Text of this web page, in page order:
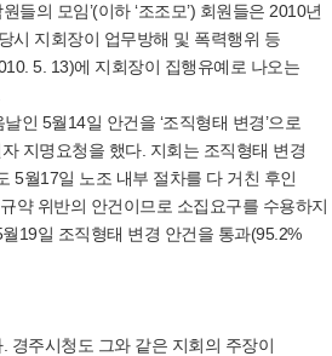
의 모임’(이하 ‘조조모’) 회원들은 2010년
시 지회장이 업무방해 및 폭력행위 등
5. 13)에 지회장이 집행유예로 나오는
인 5월14일 안건을 ‘조직형태 변경’으로
지명요청을 했다. 지회는 조직형태 변경
5월17일 노조 내부 절차를 다 거친 후인
약 위반의 안건이므로 소집요구를 수용하지
19일 조직형태 변경 안건을 통과(95.2%
경주시청도 그와 같은 지회의 주장이